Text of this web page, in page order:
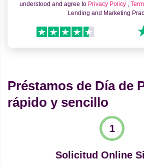
understood and agree to Privacy Policy ,
Lending and Marketing
Préstamos de Día de
rápido y sencillo
Solicitud Online